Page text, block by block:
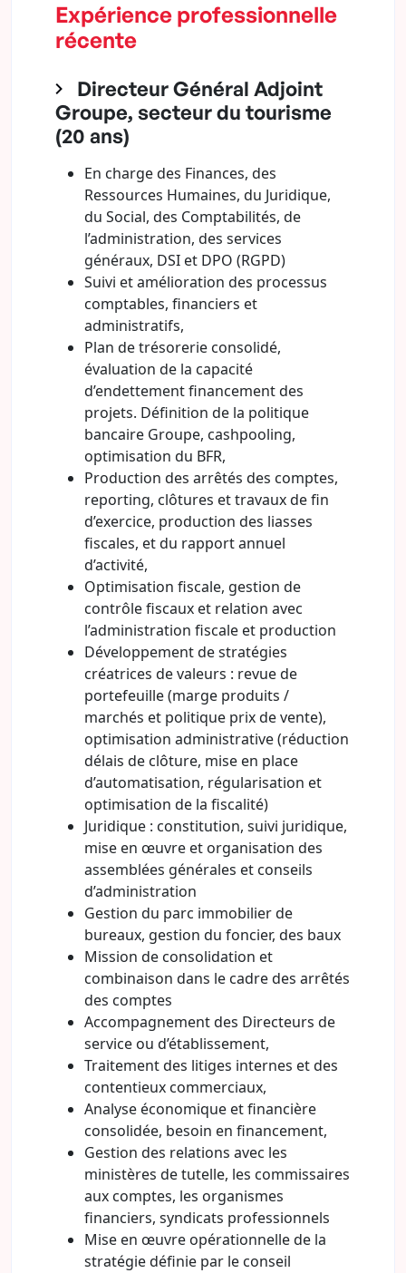
Expérience professionnelle
récente
Directeur Général Adjoint
Groupe, secteur du tourisme
(20 ans)
En charge des Finances, des
Ressources Humaines, du Juridique,
du Social, des Comptabilités, de
l’administration, des services
généraux, DSI et DPO (RGPD)
Suivi et amélioration des processus
comptables, financiers et
administratifs,
Plan de trésorerie consolidé,
évaluation de la capacité
d’endettement financement des
projets. Définition de la politique
bancaire Groupe, cashpooling,
optimisation du BFR,
Production des arrêtés des comptes,
reporting, clôtures et travaux de fin
d’exercice, production des liasses
fiscales, et du rapport annuel
d’activité,
Optimisation fiscale, gestion de
contrôle fiscaux et relation avec
l’administration fiscale et production
Développement de stratégies
créatrices de valeurs : revue de
portefeuille (marge produits /
marchés et politique prix de vente),
optimisation administrative (réduction
délais de clôture, mise en place
d’automatisation, régularisation et
optimisation de la fiscalité)
Juridique : constitution, suivi juridique,
mise en œuvre et organisation des
assemblées générales et conseils
d’administration
Gestion du parc immobilier de
bureaux, gestion du foncier, des baux
Mission de consolidation et
combinaison dans le cadre des arrêtés
des comptes
Accompagnement des Directeurs de
service ou d’établissement,
Traitement des litiges internes et des
contentieux commerciaux,
Analyse économique et financière
consolidée, besoin en financement,
Gestion des relations avec les
ministères de tutelle, les commissaires
aux comptes, les organismes
financiers, syndicats professionnels
Mise en œuvre opérationnelle de la
stratégie définie par le conseil